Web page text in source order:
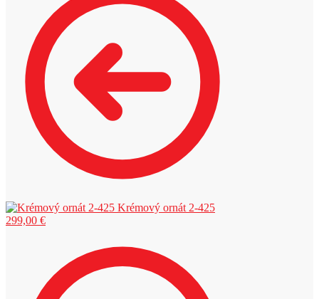
Krémový ornát 2-425
299,00 €